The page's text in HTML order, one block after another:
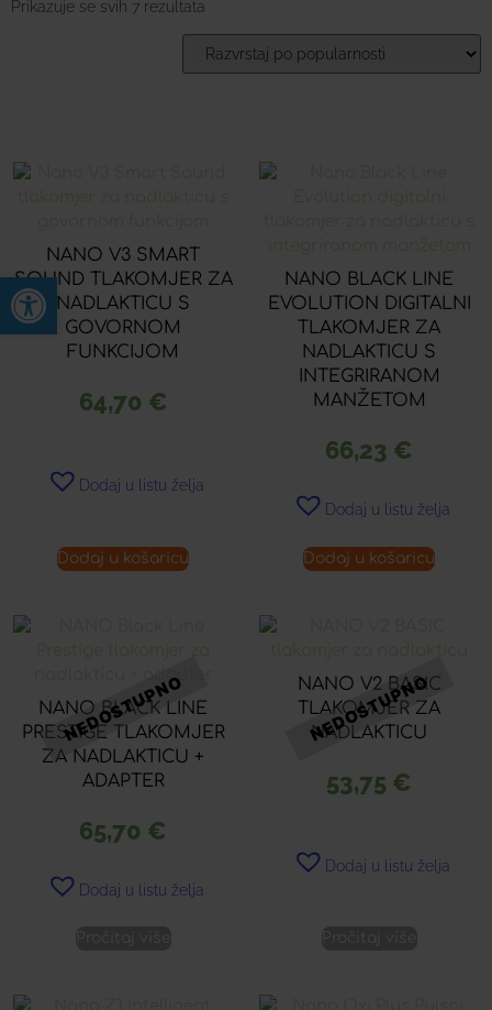
Prikazuje se svih 7 rezultata
NANO V3 SMART
SOUND TLAKOMJER ZA
NADLAKTICU S
GOVORNOM
FUNKCIJOM
64,70 €
Dodaj u listu želja
Dodaj u košaricu
NANO BLACK LINE
EVOLUTION DIGITALNI
TLAKOMJER ZA
NADLAKTICU S
INTEGRIRANOM
MANŽETOM
66,23 €
Dodaj u listu želja
Dodaj u košaricu
NANO BLACK LINE
PRESTIGE TLAKOMJER
ZA NADLAKTICU +
ADAPTER
65,70 €
Dodaj u listu želja
NANO V2 BASIC
TLAKOMJER ZA
NADLAKTICU
53,75 €
Dodaj u listu želja
Open toolbar